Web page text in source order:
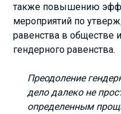
также повышению
мероприятий по
равенства в обществе
гендерного равенства.
Преодоление
дело далеко не
определенным